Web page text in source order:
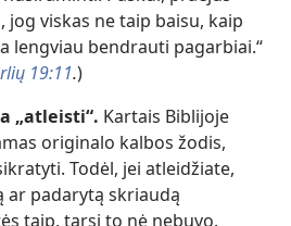
viskas ne taip baisu, kaip
lengviau bendrauti pagarbiai.“
19:11.)
„atleisti“. Kartais Biblijoje
originalo kalbos žodis,
Todėl, jei atleidžiate,
ar padarytą skriaudą
taip, tarsi to nė nebuvo.